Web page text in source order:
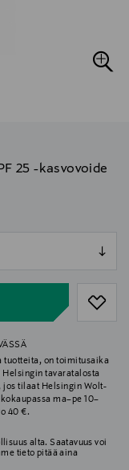
25 -kasvovoide
tuotteita, on toimitusaika
Helsingin tavaratalosta
tilaat Helsingin Wolt-
ma–pe 10–
40 €.
alta. Saatavuus voi
tieto pitää aina